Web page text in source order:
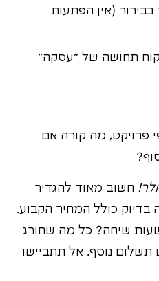
(אין הפתעות
תחושה של "עסקה"
פרויקט, מה קורה אם
חשוב מאוד להגדיר
כולל המחיר הקבוע.
שיחה? כל מה שחורג
נוסף. אל תתביישו